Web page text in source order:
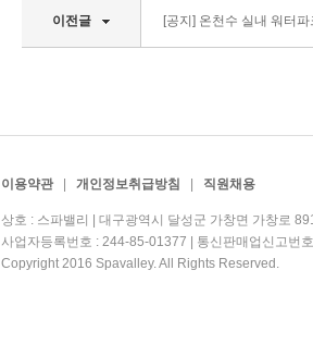
이전글 [공지] 온천수 실내 워터
이용약관 개인정보취급방침 직원채용
상호 : 스파밸리 | 대구광역시 달성군 가창면 가창로
사업자등록번호 : 244-85-01377 | 통신판매업신고번
Copyright 2016 Spavalley. All Rights Reserved.